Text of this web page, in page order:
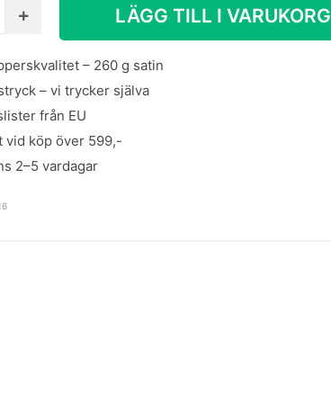
LÄGG TILL I VARUKORG
– 260 g satin
– vi trycker själva
från EU
vid köp över 599,-
2–5 vardagar